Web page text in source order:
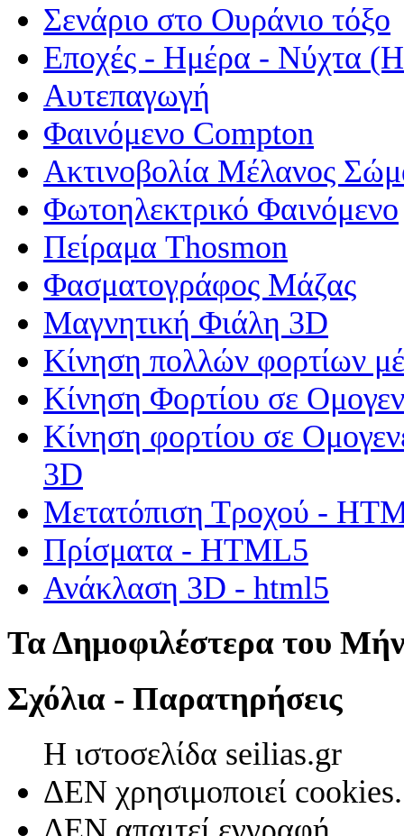
Σενάριο στο Ουράνιο τόξο
Εποχές - Ημέρα - Νύχτα
Αυτεπαγωγή
Φαινόμενο Compton
Ακτινοβολία Μέλανος
Φωτοηλεκτρικό Φαινόμενο
Πείραμα Thosmon
Φασματογράφος Μάζας
Μαγνητική Φιάλη 3D
Κίνηση πολλών φορτίων
Κίνηση Φορτίου σε
Κίνηση φορτίου σε
3D
Μετατόπιση Τροχού -
Πρίσματα - HTML5
Ανάκλαση 3D - html5
Τα Δημοφιλέστερα του
Σχόλια - Παρατηρήσεις
Η ιστοσελίδα seilias.gr
ΔΕΝ χρησιμοποιεί cookies.